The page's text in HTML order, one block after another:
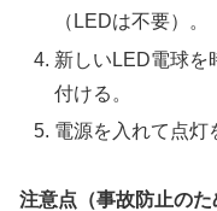
（LEDは不要）。
新しいLED電球を
付ける。
電源を入れて点灯
注意点（事故防止のた